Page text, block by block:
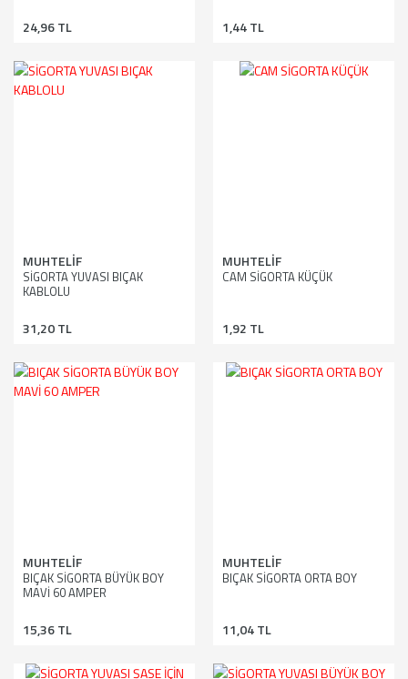
24,96 TL 1,44 TL
MUHTELİF
SİGORTA YUVASI BIÇAK
KABLOLU
31,20 TL
MUHTELİF
CAM SİGORTA KÜÇÜK
1,92 TL
MUHTELİF
BIÇAK SİGORTA BÜYÜK BOY
MAVİ 60 AMPER
15,36 TL
MUHTELİF
BIÇAK SİGORTA ORTA BOY
11,04 TL